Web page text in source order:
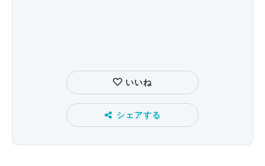
いいね
シェアする